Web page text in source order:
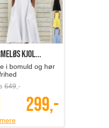
kjol...
i bomuld og hør
649,-
299,-